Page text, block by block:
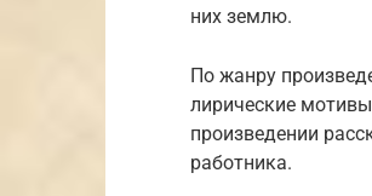
них землю.
По жанру
лирические
произведении
работника.